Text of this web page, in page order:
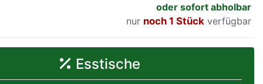
oder sofort abholbar
nur
noch 1 Stück verfügbar
Esstische